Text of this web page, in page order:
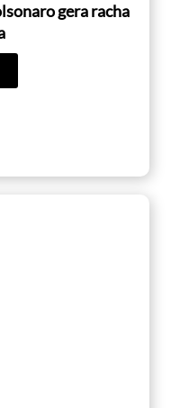
gera racha